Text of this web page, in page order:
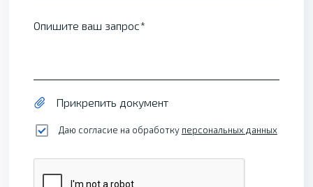
Опишите ваш запрос
Прикрепить документ
Даю согласие на обработку персональных данных